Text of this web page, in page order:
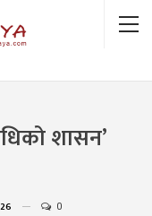
शासन’
0